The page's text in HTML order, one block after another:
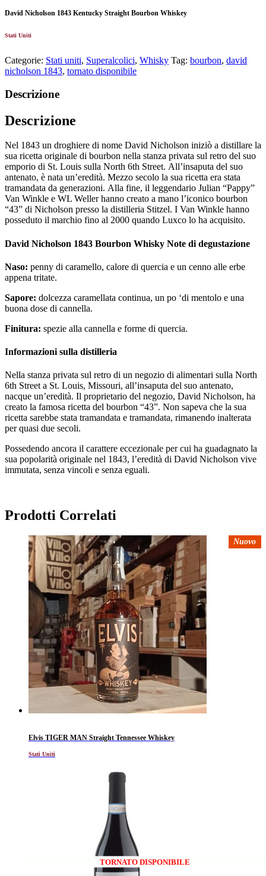
David Nicholson 1843 Kentucky Straight Bourbon Whiskey
Stati Uniti
Categorie: Stati uniti, Superalcolici, Whisky Tag: bourbon, david
nicholson 1843, tornato disponibile
Descrizione
Descrizione
Nel 1843 un droghiere di nome David Nicholson iniziò a distillare la
sua ricetta originale di bourbon nella stanza privata sul retro del suo
emporio di St. Louis sulla North 6th Street. All’insaputa del suo
antenato, è nata un’eredità. Mezzo secolo la sua ricetta era stata
tramandata da generazioni. Alla fine, il leggendario Julian “Pappy”
Van Winkle e WL Weller hanno creato a mano l’iconico bourbon
“43” di Nicholson presso la distilleria Stitzel. I Van Winkle hanno
posseduto il marchio fino al 2000 quando Luxco lo ha acquisito.
David Nicholson 1843 Bourbon Whisky Note di degustazione
Naso: penny di caramello, calore di quercia e un cenno alle erbe
appena tritate.
Sapore: dolcezza caramellata continua, un po ‘di mentolo e una
buona dose di cannella.
Finitura: spezie alla cannella e forme di quercia.
Informazioni sulla distilleria
Nella stanza privata sul retro di un negozio di alimentari sulla North
6th Street a St. Louis, Missouri, all’insaputa del suo antenato,
nacque un’eredità. Il proprietario del negozio, David Nicholson, ha
creato la famosa ricetta del bourbon “43”. Non sapeva che la sua
ricetta sarebbe stata tramandata e tramandata, rimanendo inalterata
per quasi due secoli.
Possedendo ancora il carattere eccezionale per cui ha guadagnato la
sua popolarità originale nel 1843, l’eredità di David Nicholson vive
immutata, senza vincoli e senza eguali.
Prodotti Correlati
Nuovo
Elvis TIGER MAN Straight Tennessee Whiskey
Stati Uniti
TORNATO DISPONIBILE